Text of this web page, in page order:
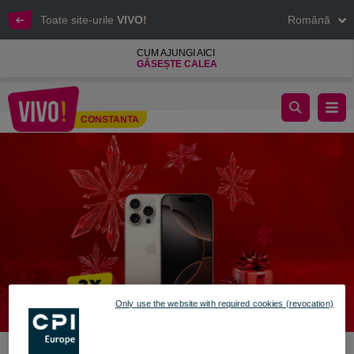
Toate site-urile VIVO! Română
CUM AJUNGI AICI
GĂSEȘTE CALEA
CONSTANTA
✨ Câștigă premii magice în lumea VIVO! ✨
Only use the website with required cookies (revocation)